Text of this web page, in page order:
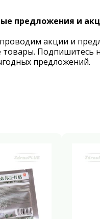
предложения и
акции и
товары. Подпишитесь
предложений.